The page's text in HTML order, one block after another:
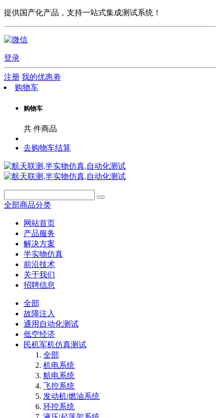
提供国产化产品，支持一站式集成测试系统！
登录
注册 我的优惠劵
购物车
购物车
共 件商品
去购物车结算
全部商品分类
网站首页
产品服务
解决方案
半实物仿真
前沿技术
关于我们
招聘信息
全部
故障注入
通用自动化测试
低空经济
民机军机仿真测试
全部
机电系统
航电系统
飞控系统
发动机|燃油系统
环控系统